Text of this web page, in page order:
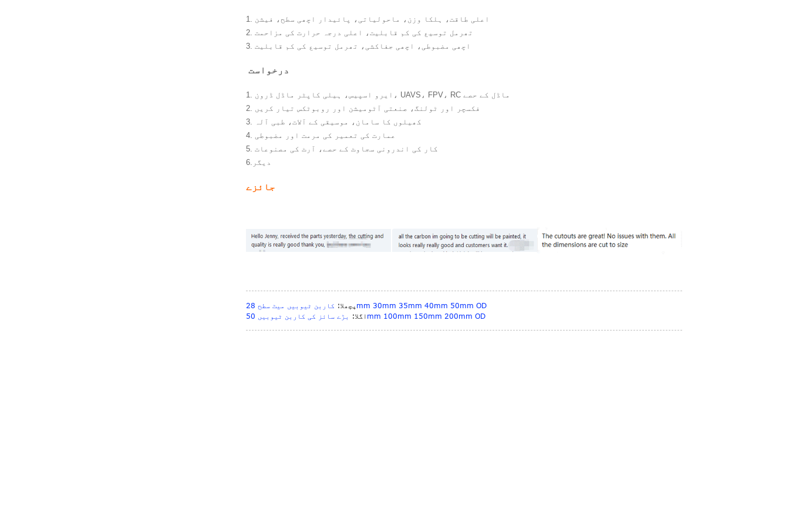
1. اعلی طاقت، ہلکا وزن، ماحولیاتی، پائیدار اچھی سطح، فیشن
2. تھرمل توسیع کی کم قابلیت، اعلی درجہ حرارت کی مزاحمت
3. اچھی مضبوطی، اچھی جفاکشی، تھرمل توسیع کی کم قابلیت
درخواست
1. ایرو اسپیس، ہیلی کاپٹر ماڈل ڈرون، UAVS، FPV، RC ماڈل کے حصے
2. فکسچر اور ٹولنگ، صنعتی آٹومیشن اور روبوٹکس تیار کریں
3. کھیلوں کا سامان، موسیقی کے آلات، طبی آلہ
4. عمارت کی تعمیر کی مرمت اور مضبوطی
5. کار کی اندرونی سجاوٹ کے حصے، آرٹ کی مصنوعات
6.دیگر
جائزے
پچھلا: کاربن ٹیوبیں میٹ سطح 28mm 30mm 35mm 40mm 50mm OD
اگلا: بڑے سائز کی کاربن ٹیوبیں 50mm 100mm 150mm 200mm OD